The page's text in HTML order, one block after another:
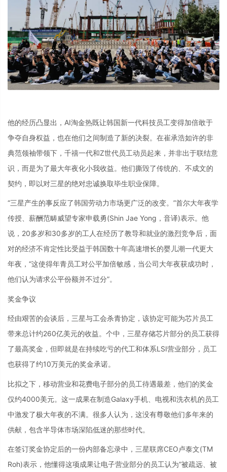
他的经历凸显出，AI淘金热既让韩国新一代科技员工变得加倍敢于
争夺自身权益，也在他们之间制造了新的决裂。在崔承浩如许的非
典范领袖带领下，千禧一代和Z世代员工动员起来，并非出于联结意
识，而是为了最大年夜化小我收益。他们撕毁了传统的、不成文的
契约，即以对三星的绝对忠诚换取毕生职业保障。
“三星产生的事反应了韩国劳动力市场更广泛的改变。”首尔大年夜学
传授、薪酬范畴威望专家申载勇(Shin Jae Yong，音译)表示。他
说，20多岁和30多岁的工人在经历了教导和就业的激烈竞争后，面
对的经济不肯定性比受益于韩国数十年高速增长的婴儿潮一代更大
年夜，“这使得年青员工对公平加倍敏感，当公司大年夜获成功时，
他们认为请求公平份额并不过分”。
奖金争议
经由艰苦的会谈后，三星与工会杀青协定，该协定可能为芯片员工
带来总计约260亿美元的收益。个中，三星存储芯片部分的员工获得
了最高奖金，但即就是在持续吃亏的代工和体系LSI营业部分，员工
也获得了约10万美元的奖金承诺。
比拟之下，移动营业和花费电子部分的员工待遇最差，他们的奖金
仅约4000美元。这一成果在制造Galaxy手机、电视和洗衣机的员工
中激发了极大年夜的不满。很多人认为，这没有尊敬他们多年来的
供献，包含半导体市场深陷低迷的那些时代。
在签订奖金协定后的一份内部备忘录中，三星联席CEO卢泰文(TM
Roh)表示，他懂得这项成果让电子营业部分的员工认为“被疏远、被